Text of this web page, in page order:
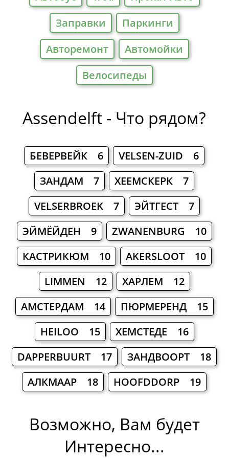
Заправки
Паркинги
Авторемонт
Автомойки
Велосипеды
Assendelft - Что рядом?
БЕВЕРВЕЙК 6
VELSEN-ZUID 6
ЗАНДАМ 7
ХЕЕМСКЕРК 7
VELSERBROEK 7
ЭЙТГЕСТ 7
ЭЙМЁЙДЕН 9
ZWANENBURG 10
КАСТРИКЮМ 10
AKERSLOOT 10
LIMMEN 12
ХАРЛЕМ 12
АМСТЕРДАМ 14
ПЮРМЕРЕНД 15
HEILOO 15
ХЕМСТЕДЕ 16
DAPPERBUURT 17
ЗАНДВООРТ 18
АЛКМААР 18
HOOFDDORP 19
Возможно, Вам будет
Интересно...